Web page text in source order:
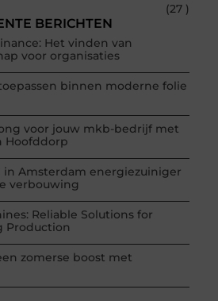
(27 )
BERICHTEN
Het vinden van
voor organisaties
binnen moderne folie
voor jouw mkb-bedrijf met
Hoofddorp
in Amsterdam energiezuiniger
verbouwing
Reliable Solutions for
Production
zomerse boost met